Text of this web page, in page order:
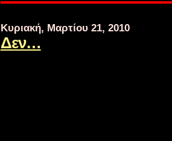
Κυριακή, Μαρτίου 21, 2010
Δεν…